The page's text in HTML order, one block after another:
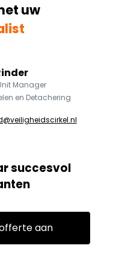
uw
Manager
en Detachering
succesvol
aan